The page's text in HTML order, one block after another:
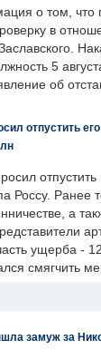
о том, что
в
5
об
отпустить
Россу. Ранее
а
ущерба -
смягчить
замуж за